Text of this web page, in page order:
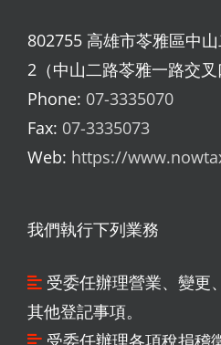
802755 高雄市苓雅區中
2（中山二路苓雅一路交叉
Phone: 07-3335070
Fax: 07-3335073
Web: https://
我們執行下列業務
受委任辦理營業、變更
其他登記事項。